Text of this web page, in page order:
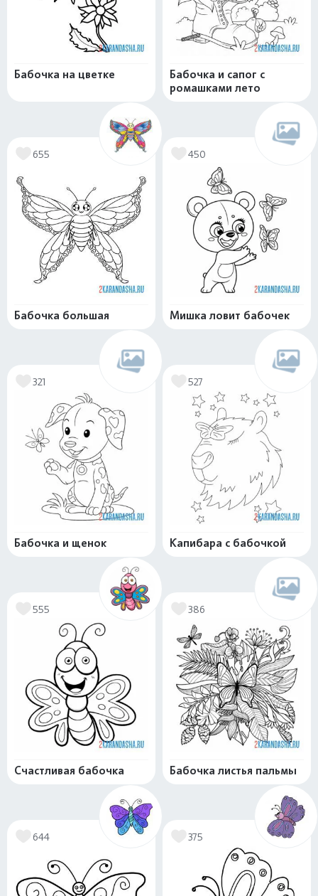
Бабочка на цветке
Бабочка и сапог с
ромашками лето
655
Бабочка большая
450
Мишка ловит бабочек
321
Бабочка и щенок
527
Капибара с бабочкой
555
Счастливая бабочка
386
Бабочка листья пальмы
644 375